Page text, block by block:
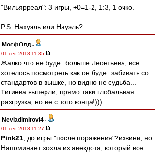
"Вильярреал": 3 игры, +0=1-2, 1:3, 1 очко.
P.S. Нахуэль или Науэль?
МосфОлд -
01 сен 2018 11:35
Жалко что не будет больше Леонтьева, всё
хотелось посмотреть как он будет забивать со
стандартов в вышке, но видно не судьба...
Тигиева выперли, прямо таки глобальная
разгрузка, но не с того конца!)))
Nevladimirovi4 -
01 сен 2018 11:27
Pink21 , до игры "после поражения"?извини, но
Напоминает хохла из анекдота, который все